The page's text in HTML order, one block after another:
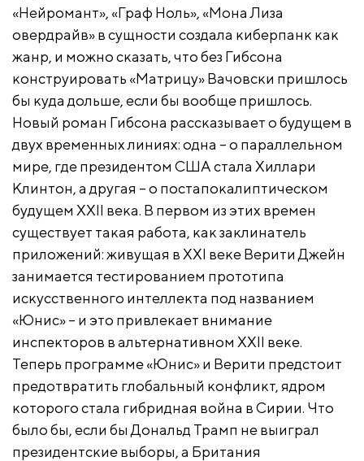
«Нейромант», «Граф Ноль», «Мона Лиза
овердрайв» в сущности создала киберпанк как
жанр, и можно сказать, что без Гибсона
конструировать «Матрицу» Вачовски пришлось
бы куда дольше, если бы вообще пришлось.
Новый роман Гибсона рассказывает о будущем в
двух временных линиях: одна – о параллельном
мире, где президентом США стала Хиллари
Клинтон, а другая – о постапокалиптическом
будущем XXII века. В первом из этих времен
существует такая работа, как заклинатель
приложений: живущая в XXI веке Верити Джейн
занимается тестированием прототипа
искусственного интеллекта под названием
«Юнис» – и это привлекает внимание
инспекторов в альтернативном XXII веке.
Теперь программе «Юнис» и Верити предстоит
предотвратить глобальный конфликт, ядром
которого стала гибридная война в Сирии. Что
было бы, если бы Дональд Трамп не выиграл
президентские выборы, а Британия